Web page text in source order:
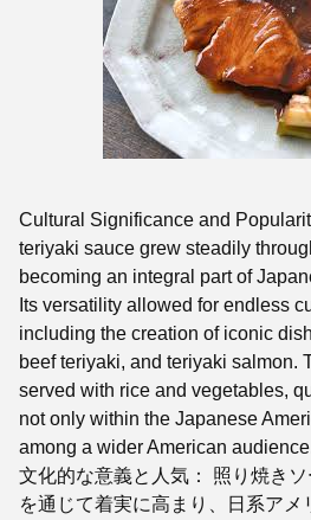
Cultural Significance and
teriyaki sauce grew steadily
becoming an integral part of
Its versatility allowed for endless
including the creation of iconic
beef teriyaki, and teriyaki salmon.
served with rice and vegetables,
not only within the Japanese
among a wider American
文化的な意義と人気： 照り焼き
を通じて着実に高まり、日系ア